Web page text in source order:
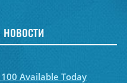
новости
100 Available Today